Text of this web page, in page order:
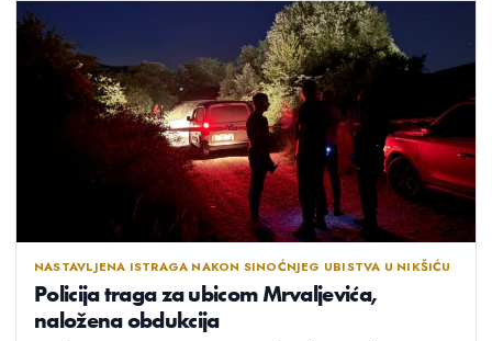
NASTAVLJENA ISTRAGA NAKON SINOĆNJEG UBISTVA U NIKŠIĆU
Policija traga za ubicom Mrvaljevića,
naložena obdukcija